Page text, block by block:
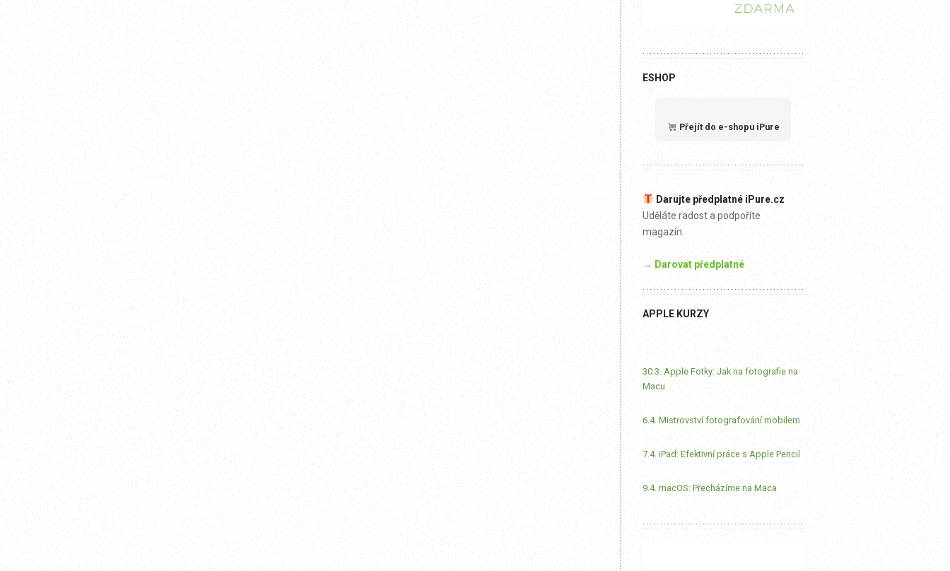
ESHOP
Přejít do e-shopu iPure
Darujte předplatné iPure.cz
Uděláte radost a podpoříte
magazín.
→ Darovat předplatné
APPLE KURZY
30.3. Apple Fotky: Jak na fotografie na
Macu
6.4. Mistrovství fotografování mobilem
7.4. iPad: Efektivní práce s Apple Pencil
9.4. macOS: Přecházíme na Maca